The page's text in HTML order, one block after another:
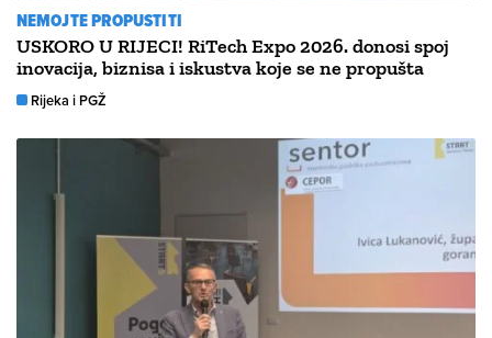
NEMOJTE PROPUSTITI
USKORO U RIJECI! RiTech Expo 2026. donosi spoj
inovacija, biznisa i iskustva koje se ne propušta
Rijeka i PGŽ